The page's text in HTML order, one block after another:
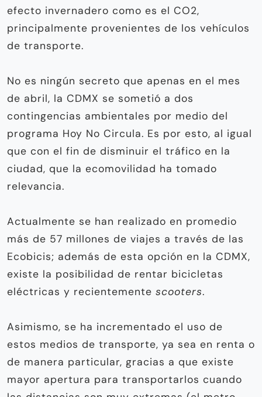
efecto invernadero como es el CO2,
principalmente provenientes de los vehículos
de transporte.
No es ningún secreto que apenas en el mes
de abril, la CDMX se sometió a dos
contingencias ambientales por medio del
programa Hoy No Circula. Es por esto, al igual
que con el fin de disminuir el tráfico en la
ciudad, que la ecomovilidad ha tomado
relevancia.
Actualmente se han realizado en promedio
más de 57 millones de viajes a través de las
Ecobicis; además de esta opción en la CDMX,
existe la posibilidad de rentar bicicletas
eléctricas y recientemente scooters.
Asimismo, se ha incrementado el uso de
estos medios de transporte, ya sea en renta o
de manera particular, gracias a que existe
mayor apertura para transportarlos cuando